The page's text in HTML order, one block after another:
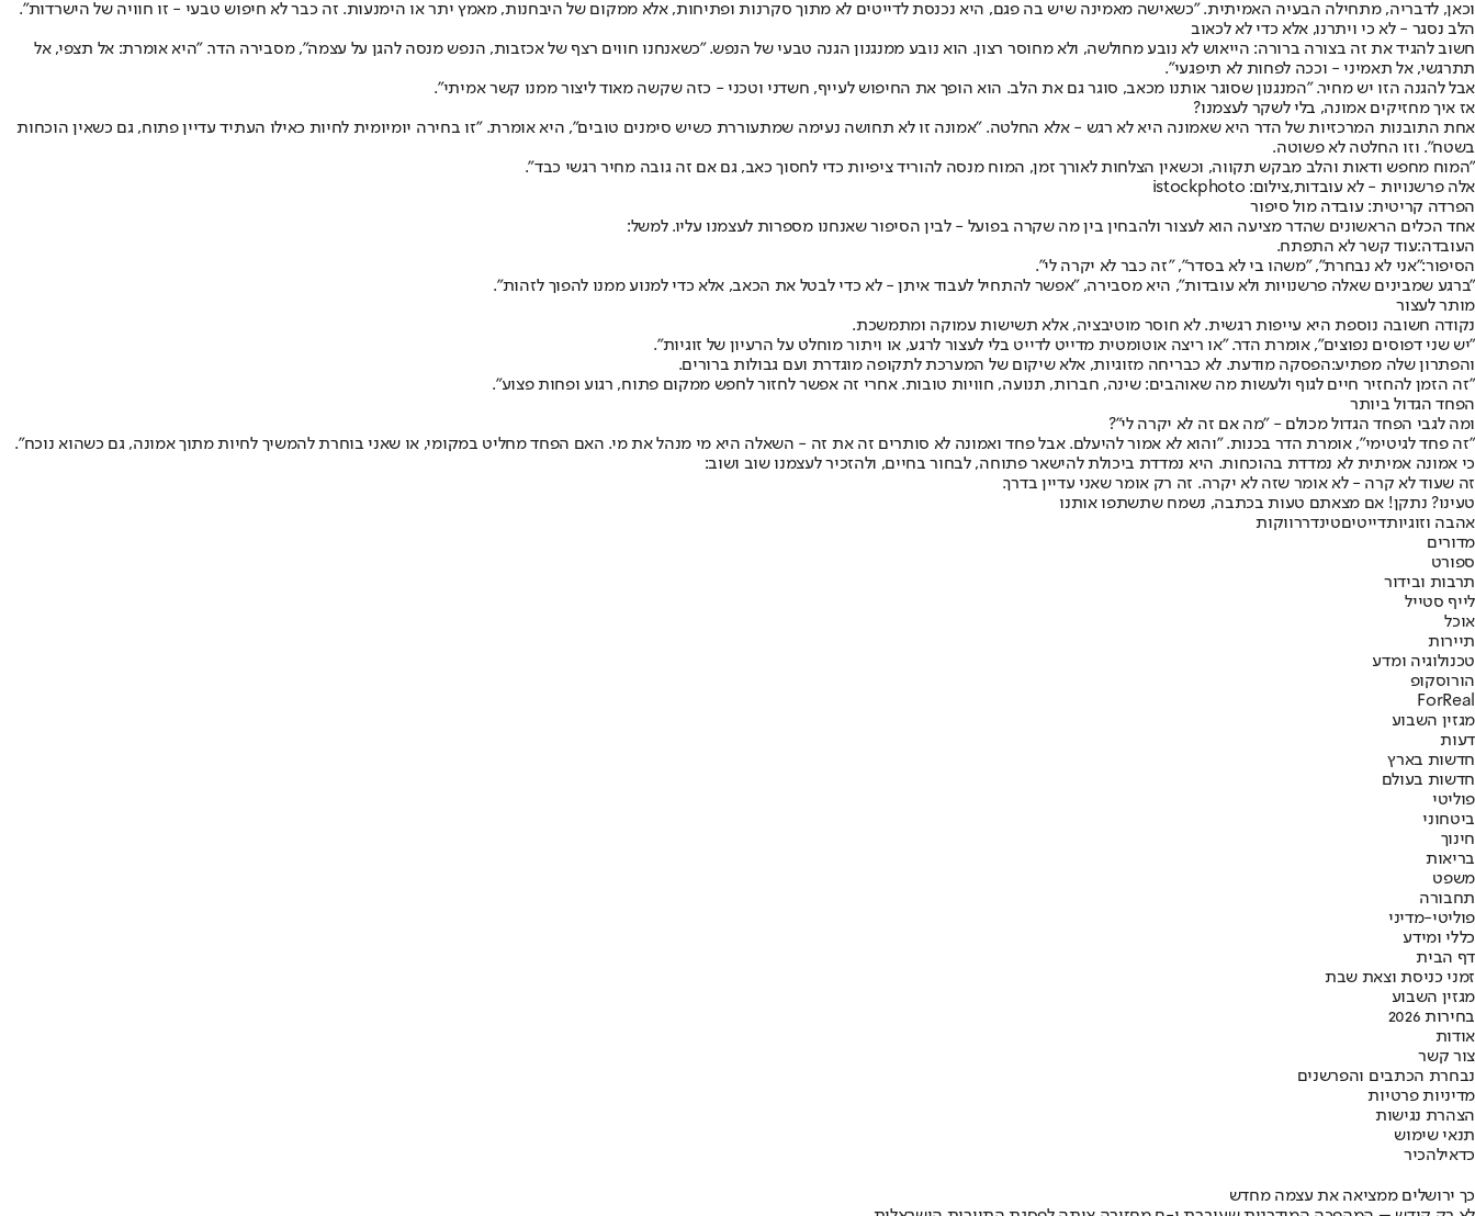
וכאן, לדבריה, מתחילה הבעיה האמיתית. "כשאישה מאמינה שיש בה פגם, היא נכנסת לדייטים לא מתוך סקרנות ופתיחות, אלא ממקום של היבחנות, מאמץ יתר או הימנעות. זה כבר לא חיפוש טבעי - זו חוויה של הישרדות".
הלב נסגר - לא כי ויתרנו, אלא כדי לא לכאוב
חשוב להגיד את זה בצורה ברורה: הייאוש לא נובע מחולשה, ולא מחוסר רצון. הוא נובע ממנגנון הגנה טבעי של הנפש. "כשאנחנו חווים רצף של אכזבות, הנפש מנסה להגן על עצמה", מסבירה הדר. "היא אומרת: אל תצפי, אל
תתרגשי, אל תאמיני - וככה לפחות לא תיפגעי".
אבל להגנה הזו יש מחיר. "המנגנון שסוגר אותנו מכאב, סוגר גם את הלב. הוא הופך את החיפוש לעייף, חשדני וטכני - כזה שקשה מאוד ליצור ממנו קשר אמיתי".
אז איך מחזיקים אמונה, בלי לשקר לעצמנו?
אחת התובנות המרכזיות של הדר היא שאמונה היא לא רגש - אלא החלטה. "אמונה זו לא תחושה נעימה שמתעוררת כשיש סימנים טובים", היא אומרת. "זו בחירה יומיומית לחיות כאילו העתיד עדיין פתוח, גם כשאין הוכחות
בשטח". וזו החלטה לא פשוטה.
"המוח מחפש ודאות והלב מבקש תקווה, וכשאין הצלחות לאורך זמן, המוח מנסה להוריד ציפיות כדי לחסוך כאב, גם אם זה גובה מחיר רגשי כבד".
אלה פרשנויות - לא עובדות,צילום: istockphoto
הפרדה קריטית: עובדה מול סיפור
אחד הכלים הראשונים שהדר מציעה הוא לעצור ולהבחין בין מה שקרה בפועל - לבין הסיפור שאנחנו מספרות לעצמנו עליו. למשל:
העובדה:עוד קשר לא התפתח.
הסיפור:"אני לא נבחרת", "משהו בי לא בסדר", "זה כבר לא יקרה לי".
"ברגע שמבינים שאלה פרשנויות ולא עובדות", היא מסבירה, "אפשר להתחיל לעבוד איתן - לא כדי לבטל את הכאב, אלא כדי למנוע ממנו להפוך לזהות".
מותר לעצור
נקודה חשובה נוספת היא עייפות רגשית. לא חוסר מוטיבציה, אלא תשישות עמוקה ומתמשכת.
"יש שני דפוסים נפוצים", אומרת הדר. "או ריצה אוטומטית מדייט לדייט בלי לעצור לרגע, או ויתור מוחלט על הרעיון של זוגיות".
והפתרון שלה מפתיע:הפסקה מודעת. לא כבריחה מזוגיות, אלא שיקום של המערכת לתקופה מוגדרת ועם גבולות ברורים.
"זה הזמן להחזיר חיים לגוף ולעשות מה שאוהבים: שינה, חברות, תנועה, חוויות טובות. אחרי זה אפשר לחזור לחפש ממקום פתוח, רגוע ופחות פצוע".
הפחד הגדול ביותר
ומה לגבי הפחד הגדול מכולם - "מה אם זה לא יקרה לי"?
"זה פחד לגיטימי", אומרת הדר בכנות. "והוא לא אמור להיעלם. אבל פחד ואמונה לא סותרים זה את זה - השאלה היא מי מנהל את מי. האם הפחד מחליט במקומי, או שאני בוחרת להמשיך לחיות מתוך אמונה, גם כשהוא נוכח".
כי אמונה אמיתית לא נמדדת בהוכחות. היא נמדדת ביכולת להישאר פתוחה, לבחור בחיים, ולהזכיר לעצמנו שוב ושוב:
זה שעוד לא קרה - לא אומר שזה לא יקרה. זה רק אומר שאני עדיין בדרך.
טעינו? נתקן! אם מצאתם טעות בכתבה, נשמח שתשתפו אותנו
אהבה וזוגיותדייטיםטינדררווקות
מדורים
ספורט
תרבות ובידור
לייף סטייל
אוכל
תיירות
טכנולוגיה ומדע
הורוסקופ
ForReal
מגזין השבוע
דעות
חדשות בארץ
חדשות בעולם
פוליטי
ביטחוני
חינוך
בריאות
משפט
תחבורה
פוליטי-מדיני
כללי ומידע
דף הבית
זמני כניסת וצאת שבת
מגזין השבוע
בחירות 2026
אודות
צור קשר
נבחרת הכתבים והפרשנים
מדיניות פרטיות
הצהרת נגישות
תנאי שימוש
כדאילהכיר
כך ירושלים ממציאה את עצמה מחדש